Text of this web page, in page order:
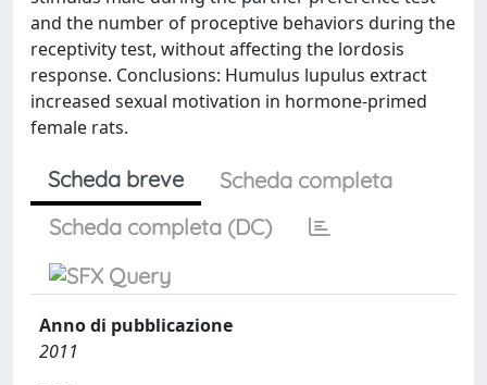
and the number of proceptive behaviors during the
receptivity test, without affecting the lordosis
response. Conclusions: Humulus lupulus extract
increased sexual motivation in hormone-primed
female rats.
Scheda breve
Scheda completa
Scheda completa (DC)
Anno di pubblicazione
2011